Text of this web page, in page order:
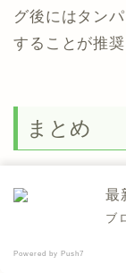
グ後にはタン
することが推奨
まとめ
アイコン名を
う
最
ブ
Powered by Push7